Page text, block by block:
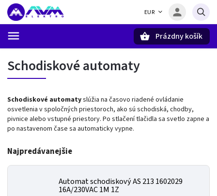
EUR
Prázdny košík
Schodiskové automaty
Schodiskové automatyslúžia na časovo riadené ovládanie
osvetlenia v spoločných priestoroch, ako sú schodiská, chodby,
pivnice alebo vstupné priestory. Po stlačení tlačidla sa svetlo zapne a
po nastavenom čase sa automaticky vypne.
Najpredávanejšie
Automat schodiskový AS 213 1602029
16A/230VAC 1M 1Z